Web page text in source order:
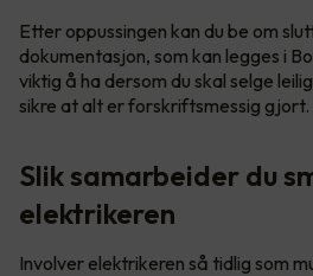
Etter oppussingen kan du be om
dokumentasjon, som kan legges i
viktig å ha dersom du skal selge
sikre at alt er forskriftsmessig gjort.
Slik samarbeider du
elektrikeren
Involver elektrikeren så tidlig som